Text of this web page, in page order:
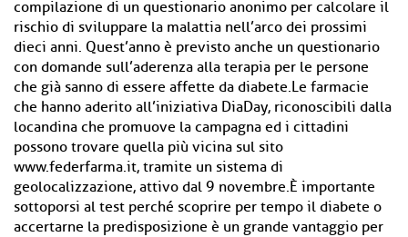
compilazione di un questionario anonimo per calcolare il
rischio di sviluppare la malattia nell’arco dei prossimi
dieci anni. Quest’anno è previsto anche un questionario
con domande sull’aderenza alla terapia per le persone
che già sanno di essere affette da diabete.Le farmacie
che hanno aderito all’iniziativa DiaDay, riconoscibili dalla
locandina che promuove la campagna ed i cittadini
possono trovare quella più vicina sul sito
www.federfarma.it, tramite un sistema di
geolocalizzazione, attivo dal 9 novembre.È importante
sottoporsi al test perché scoprire per tempo il diabete o
accertarne la predisposizione è un grande vantaggio per